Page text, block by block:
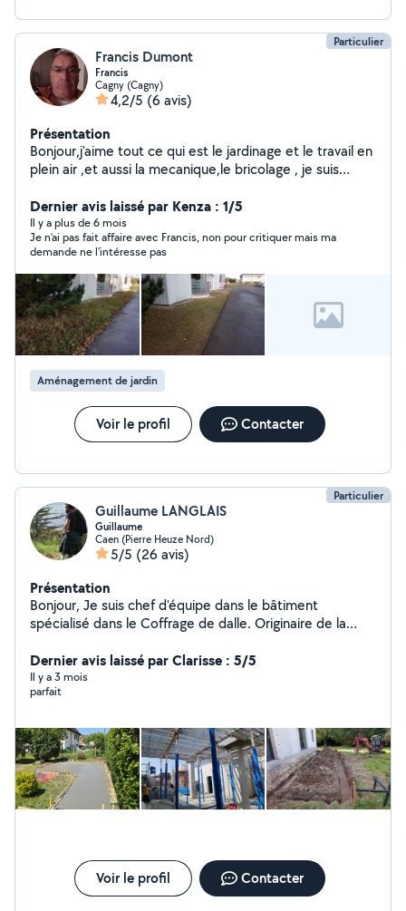
Particulier
Francis Dumont
Francis
Cagny (Cagny)
4,2/5 (6 avis)
Présentation
Bonjour,j'aime tout ce qui est le jardinage et le travail en
plein air ,et aussi la mecanique,le bricolage , je suis
Dernier avis laissé par Kenza : 1/5
Il y a plus de 6 mois
Je n’ai pas fait affaire avec Francis, non pour critiquer mais ma
demande ne l’intéresse pas
Aménagement de jardin
Voir le profil Contacter
Particulier
Guillaume LANGLAIS
Guillaume
Caen (Pierre Heuze Nord)
5/5 (26 avis)
Présentation
Bonjour, Je suis chef d'équipe dans le bâtiment
spécialisé dans le Coffrage de dalle. Originaire de la
travaux, de l'agglo au coulage de dalle béton en passant
par la rénovation. Je suis disponible aussi pour tout
autre type de service ( déménagement,
... )
Dernier avis laissé par Clarisse : 5/5
Il y a 3 mois
parfait
Voir le profil Contacter